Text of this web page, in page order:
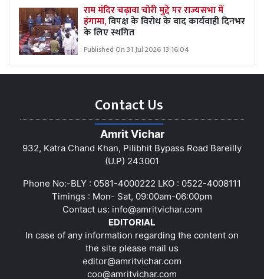
राम मंदिर चढ़ावा चोरी मुद्दे पर राज्यसभा में
हंगामा,विपक्ष के विरोध के बाद कार्यवाही दिनभर
के लिए स्थगित
Published On 31 Jul 2026 13:16:04
Contact Us
Amrit Vichar
932, Katra Chand Khan, Pilibhit Bypass Road Bareilly
(U.P) 243001
Phone No:-BLY : 0581-4000222 LKO : 0522-4008111
Timings : Mon- Sat, 09:00am-06:00pm
Contact us: info@amritvichar.com
EDITORIAL
In case of any information regarding the content on
the site please mail us
editor@amritvichar.com
coo@amritvichar.com